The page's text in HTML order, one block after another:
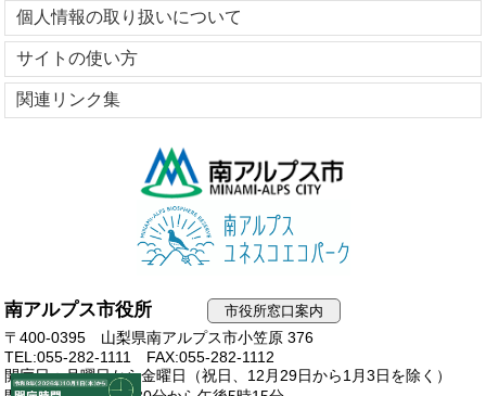
個人情報の取り扱いについて
サイトの使い方
関連リンク集
南アルプス市役所 市役所窓口案内
〒400-0395 山梨県南アルプス市小笠原 376
TEL:055-282-1111
FAX:055-282-1112
開庁日：月曜日から金曜日（祝日、12月29日から1月3日を除く）